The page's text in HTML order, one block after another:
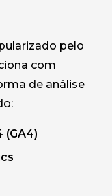
pelo
com
de análise
(GA4)